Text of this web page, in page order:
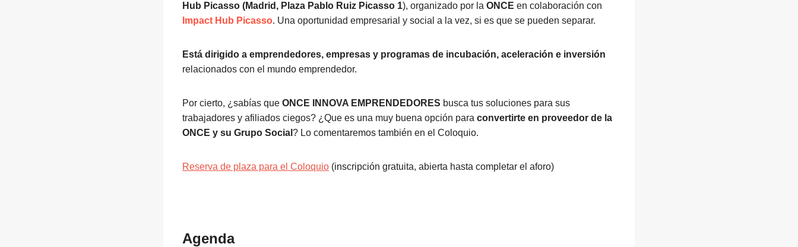
Hub Picasso (Madrid, Plaza Pablo Ruiz Picasso 1), organizado por la ONCE en colaboración con
Impact Hub Picasso. Una oportunidad empresarial y social a la vez, si es que se pueden separar.
Está dirigido a emprendedores, empresas y programas de incubación, aceleración e inversión
relacionados con el mundo emprendedor.
Por cierto, ¿sabías que ONCE INNOVA EMPRENDEDORES busca tus soluciones para sus
trabajadores y afiliados ciegos? ¿Que es una muy buena opción para convertirte en proveedor de la
ONCE y su Grupo Social ? Lo comentaremos también en el Coloquio.
Reserva de plaza para el Coloquio (inscripción gratuita, abierta hasta completar el aforo)
Agenda